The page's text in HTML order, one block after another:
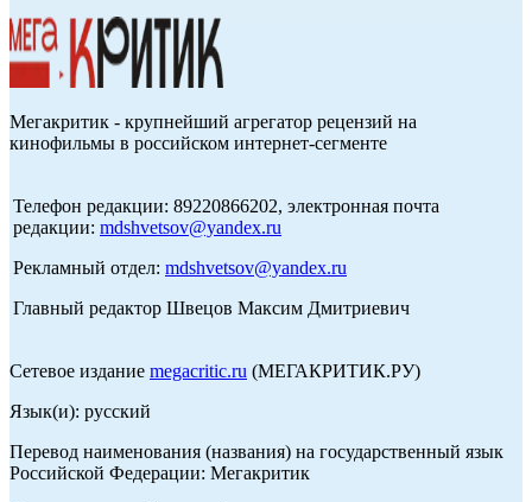
Мегакритик - крупнейший агрегатор рецензий на
кинофильмы в российском интернет-сегменте
Телефон редакции: 89220866202, электронная почта
редакции: mdshvetsov@yandex.ru
Рекламный отдел: mdshvetsov@yandex.ru
Главный редактор Швецов Максим Дмитриевич
Сетевое издание megacritic.ru (МЕГАКРИТИК.РУ)
Язык(и): русский
Перевод наименования (названия) на государственный язык
Российской Федерации: Мегакритик